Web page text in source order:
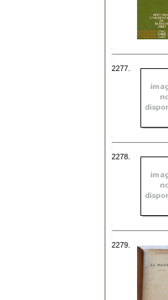
2277.
2278.
2279.